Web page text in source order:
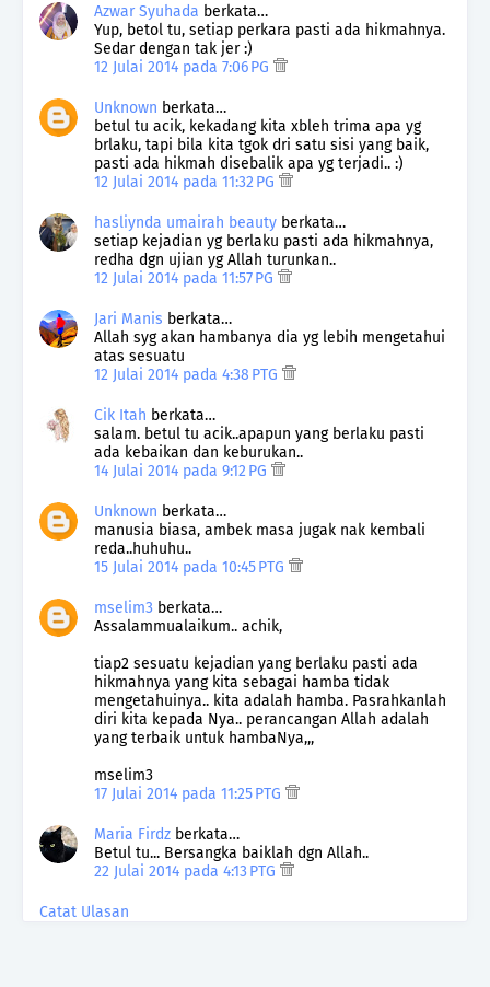
Azwar Syuhada berkata…
Yup, betol tu, setiap perkara pasti ada hikmahnya.
Sedar dengan tak jer :)
12 Julai 2014 pada 7:06 PG
Unknown berkata…
betul tu acik, kekadang kita xbleh trima apa yg
brlaku, tapi bila kita tgok dri satu sisi yang baik,
pasti ada hikmah disebalik apa yg terjadi.. :)
12 Julai 2014 pada 11:32 PG
hasliynda umairah beauty berkata…
setiap kejadian yg berlaku pasti ada hikmahnya,
redha dgn ujian yg Allah turunkan..
12 Julai 2014 pada 11:57 PG
Jari Manis berkata…
Allah syg akan hambanya dia yg lebih mengetahui
atas sesuatu
12 Julai 2014 pada 4:38 PTG
Cik Itah berkata…
salam. betul tu acik..apapun yang berlaku pasti
ada kebaikan dan keburukan..
14 Julai 2014 pada 9:12 PG
Unknown berkata…
manusia biasa, ambek masa jugak nak kembali
reda..huhuhu..
15 Julai 2014 pada 10:45 PTG
mselim3 berkata…
Assalammualaikum.. achik,
tiap2 sesuatu kejadian yang berlaku pasti ada
hikmahnya yang kita sebagai hamba tidak
mengetahuinya.. kita adalah hamba. Pasrahkanlah
diri kita kepada Nya.. perancangan Allah adalah
yang terbaik untuk hambaNya,,,
mselim3
17 Julai 2014 pada 11:25 PTG
Maria Firdz berkata…
Betul tu... Bersangka baiklah dgn Allah..
22 Julai 2014 pada 4:13 PTG
Catat Ulasan